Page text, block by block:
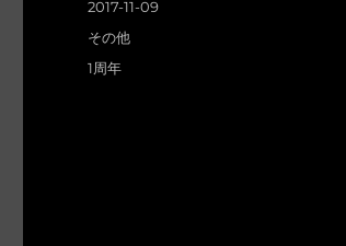
投
稿
2017-11-09
カ
テ
その他
タ
1周年